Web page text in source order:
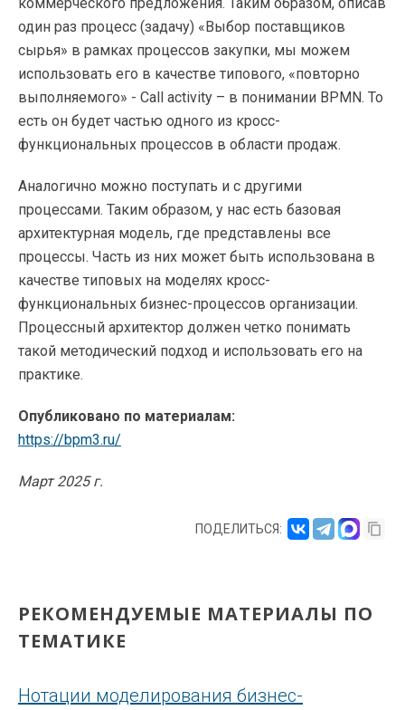
один раз процесс (задачу) «Выбор поставщиков
сырья» в рамках процессов закупки, мы можем
использовать его в качестве типового, «повторно
выполняемого» - Call activity – в понимании BPMN. То
есть он будет частью одного из кросс-
функциональных процессов в области продаж.
Аналогично можно поступать и с другими
процессами. Таким образом, у нас есть базовая
архитектурная модель, где представлены все
процессы. Часть из них может быть использована в
качестве типовых на моделях кросс-
функциональных бизнес-процессов организации.
Процессный архитектор должен четко понимать
такой методический подход и использовать его на
практике.
Опубликовано по материалам:
https://bpm3.ru/
Март 2025 г.
ПОДЕЛИТЬСЯ:
РЕКОМЕНДУЕМЫЕ МАТЕРИАЛЫ ПО
ТЕМАТИКЕ
Нотации моделирования бизнес-